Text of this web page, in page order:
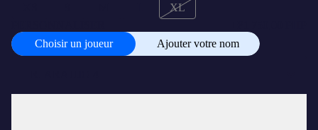
XL
Choisir un joueur
Ajouter votre nom